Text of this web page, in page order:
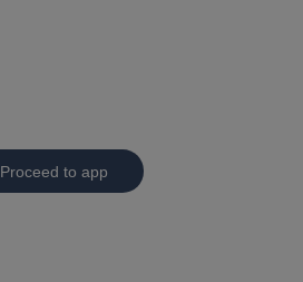
Proceed to app